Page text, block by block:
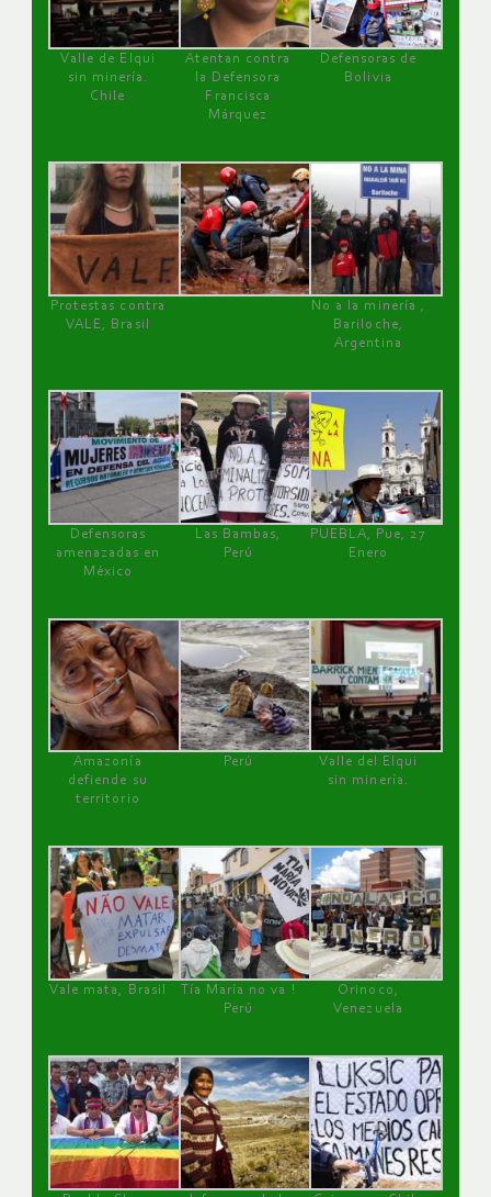
Valle de Elqui
sin minería.
Chile
Atentan contra
la Defensora
Francisca
Márquez
Defensoras de
Bolivia
Protestas contra
VALE, Brasil
No a la minería ,
Bariloche,
Argentina
Defensoras
amenazadas en
México
Las Bambas,
Perú
PUEBLA, Pue, 27
Enero
Amazonía
defiende su
territorio
Perú
Valle del Elqui
sin minería.
Vale mata, Brasil
Tía María no va !
Perú
Orinoco,
Venezuela